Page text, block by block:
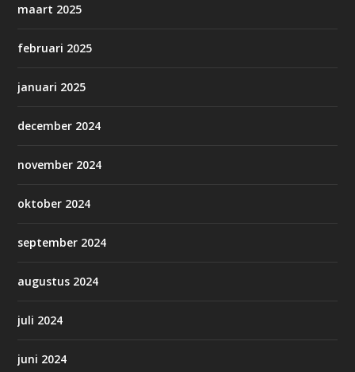
maart 2025
februari 2025
januari 2025
december 2024
november 2024
oktober 2024
september 2024
augustus 2024
juli 2024
juni 2024